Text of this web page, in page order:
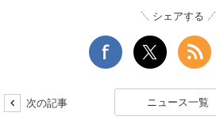
シェアする
次の記事 ニュース一覧